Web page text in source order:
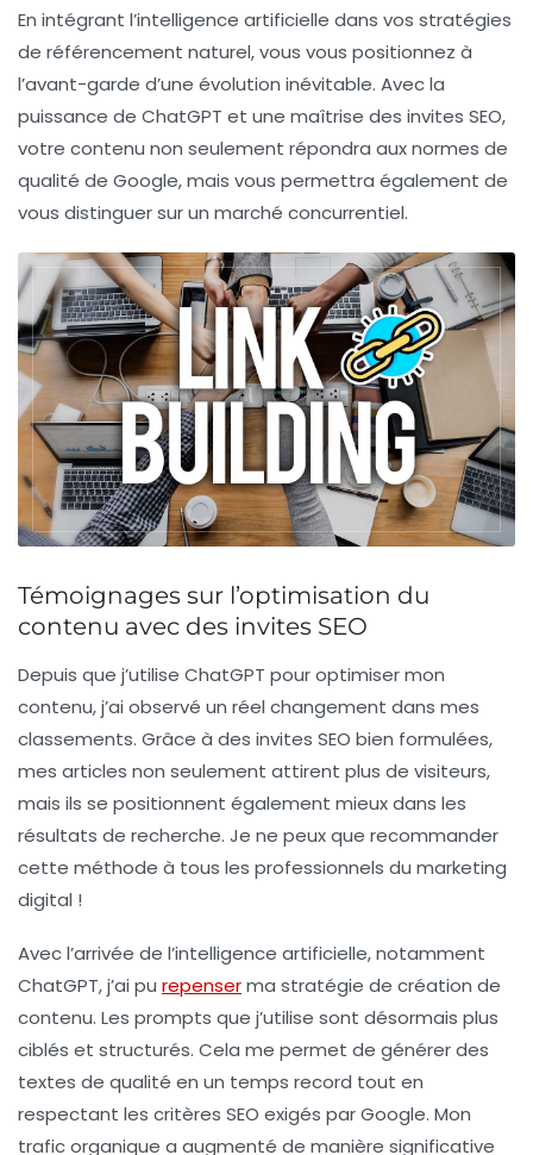
En intégrant l’intelligence artificielle dans vos stratégies
de référencement naturel, vous vous positionnez à
l’avant-garde d’une évolution inévitable. Avec la
puissance de ChatGPT et une maîtrise des invites SEO,
votre contenu non seulement répondra aux normes de
qualité de Google, mais vous permettra également de
vous distinguer sur un marché concurrentiel.
Témoignages sur l’optimisation du
contenu avec des invites SEO
Depuis que j’utilise ChatGPT pour optimiser mon
contenu, j’ai observé un réel changement dans mes
classements. Grâce à des invites SEO bien formulées,
mes articles non seulement attirent plus de visiteurs,
mais ils se positionnent également mieux dans les
résultats de recherche. Je ne peux que recommander
cette méthode à tous les professionnels du marketing
digital !
Avec l’arrivée de l’intelligence artificielle, notamment
ChatGPT, j’ai pu repenserma stratégie de création de
contenu. Les prompts que j’utilise sont désormais plus
ciblés et structurés. Cela me permet de générer des
textes de qualité en un temps record tout en
respectant les critères SEO exigés par Google. Mon
trafic organique a augmenté de manière significative